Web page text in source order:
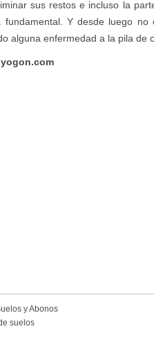
sus restos e incluso la
Y desde luego no
alguna enfermedad a la pila de
y Abonos
suelos